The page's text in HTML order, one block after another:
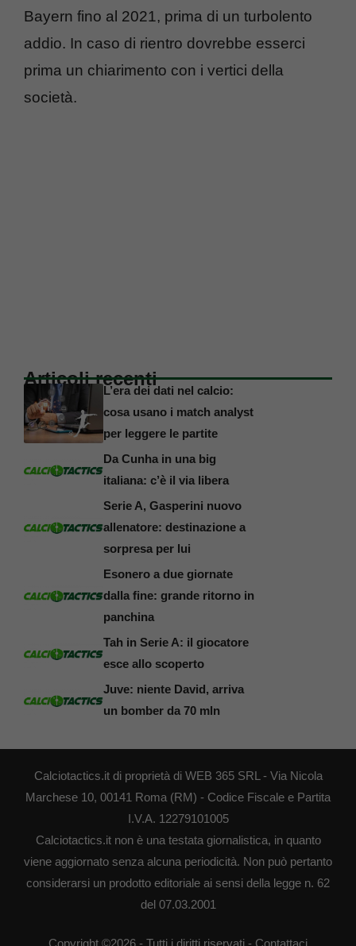
Bayern fino al 2021, prima di un turbolento
addio. In caso di rientro dovrebbe esserci
prima un chiarimento con i vertici della
società.
Articoli recenti
L’era dei dati nel calcio:
cosa usano i match analyst
per leggere le partite
Da Cunha in una big
italiana: c’è il via libera
Serie A, Gasperini nuovo
allenatore: destinazione a
sorpresa per lui
Esonero a due giornate
dalla fine: grande ritorno in
panchina
Tah in Serie A: il giocatore
esce allo scoperto
Juve: niente David, arriva
un bomber da 70 mln
Calciotactics.it di proprietà di WEB 365 SRL - Via Nicola
Marchese 10, 00141 Roma (RM) - Codice Fiscale e Partita
I.V.A. 12279101005
Calciotactics.it non è una testata giornalistica, in quanto
viene aggiornato senza alcuna periodicità. Non può pertanto
considerarsi un prodotto editoriale ai sensi della legge n. 62
del 07.03.2001